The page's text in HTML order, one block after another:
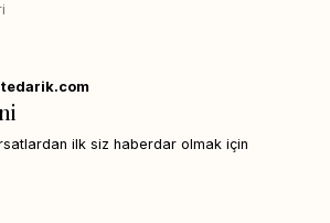
ilk siz haberdar olmak için